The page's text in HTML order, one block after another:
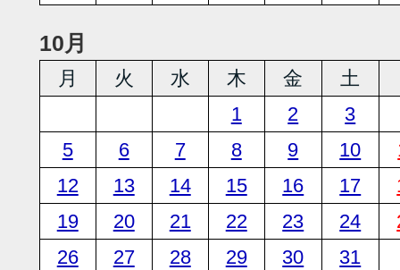
10月
月 火 水 木 金 土
1
2
3
5
6 7 8 9 10
12
13 14 15 16 17
19
20 21 22 23 24
26
27 28 29 30 31